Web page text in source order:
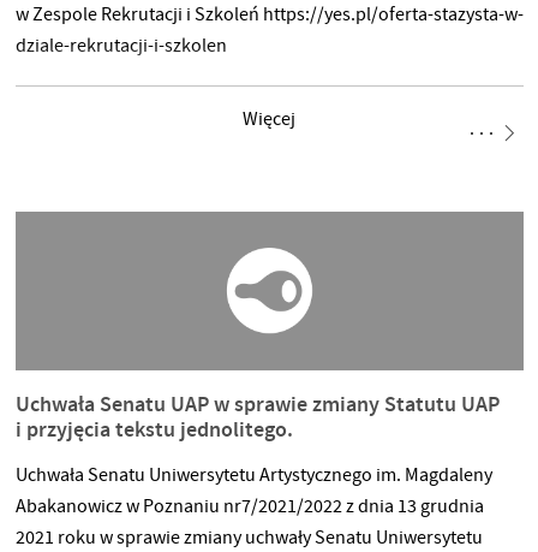
w Zespole Rekrutacji i Szkoleń https://yes.pl/oferta-stazysta-w-
dziale-rekrutacji-i-szkolen
Więcej
Uchwała Senatu UAP w sprawie zmiany Statutu UAP
i przyjęcia tekstu jednolitego.
Uchwała Senatu Uniwersytetu Artystycznego im. Magdaleny
Abakanowicz w Poznaniu nr7/2021/2022 z dnia 13 grudnia
2021 roku w sprawie zmiany uchwały Senatu Uniwersytetu